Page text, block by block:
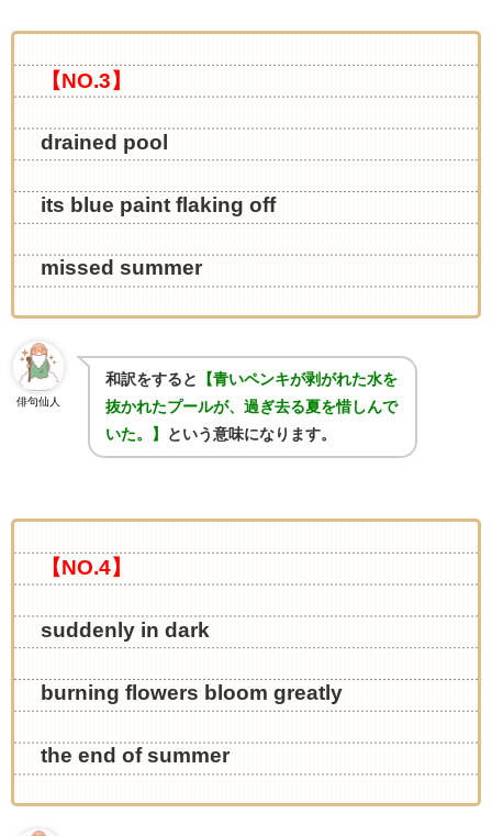
【NO.3】
drained pool
its blue paint flaking off
missed summer
俳句仙人
和訳をすると
【青いペンキが剥がれた水を
抜かれたプールが、過ぎ去る夏を惜しんで
いた。】
という意味になります。
【NO.4】
suddenly in dark
burning flowers bloom greatly
the end of summer